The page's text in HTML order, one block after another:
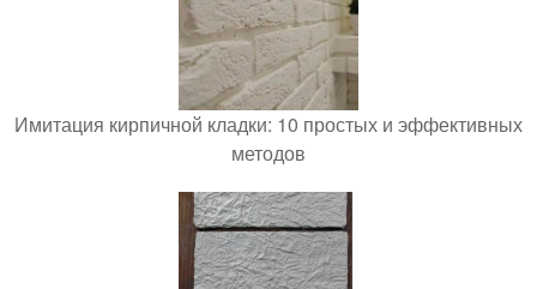
Имитация кирпичной кладки: 10 простых и эффективных
методов